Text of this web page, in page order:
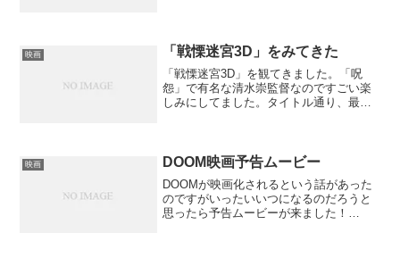
子の声が強くて最高です。...
映画 「戦慄迷宮3D」をみてきた
「戦慄迷宮3D」を観てきました。「呪
怨」で有名な清水崇監督なのですごい楽
しみにしてました。タイトル通り、最近
現したと言うことは、か...
映画 DOOM映画予告ムービー
DOOMが映画化されるという話があった
のですがいったいいつになるのだろうと
思ったら予告ムービーが来ました！